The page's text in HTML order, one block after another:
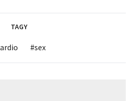
TAGY
#sex